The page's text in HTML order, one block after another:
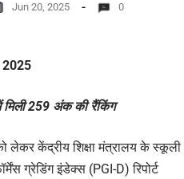
Jun 20, 2025 0
2025
में मिली 259 अंक की रैंकिंग
लेकर केंद्रीय शिक्षा मंत्रालय के स्कूली
ग्रेडिंग इंडेक्स (PGI-D) रिपोर्ट